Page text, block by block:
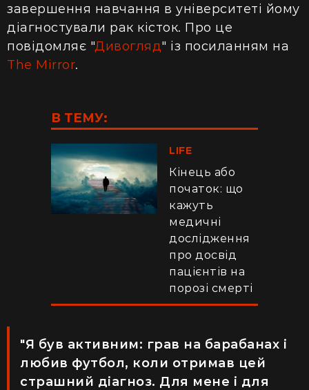
завершення навчання в університеті йому
діагностували рак кісток. Про це
повідомляє "Дивогляд" із посиланням на
The Mirror.
В ТЕМУ:
LIFE
Кінець або
початок: що
кажуть
медичні
дослідження
про досвід
пацієнтів на
порозі смерті
"Я був активним: грав на барабанах і
любив футбол, коли отримав цей
страшний діагноз. Для мене і для